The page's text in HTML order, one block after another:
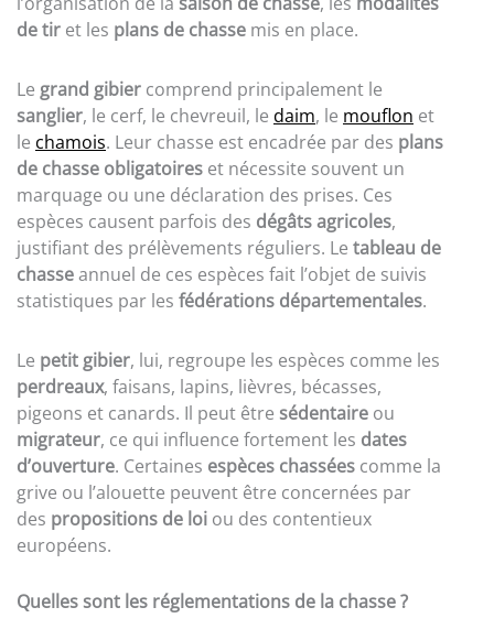
de tir et les plans de chasse mis en place.
Le grand gibier comprend principalement le
sanglier, le cerf, le chevreuil, le daim, le mouflon et
le chamois. Leur chasse est encadrée par des plans
de chasse obligatoires et nécessite souvent un
marquage ou une déclaration des prises. Ces
espèces causent parfois des dégâts agricoles,
justifiant des prélèvements réguliers. Le tableau de
chasseannuel de ces espèces fait l’objet de suivis
statistiques par les fédérations départementales.
Le petit gibier, lui, regroupe les espèces comme les
perdreaux, faisans, lapins, lièvres, bécasses,
pigeons et canards. Il peut être sédentaire ou
migrateur, ce qui influence fortement les dates
d’ouverture. Certaines espèces chassées comme la
grive ou l’alouette peuvent être concernées par
des propositions de loi ou des contentieux
européens.
Quelles sont les réglementations de la chasse ?